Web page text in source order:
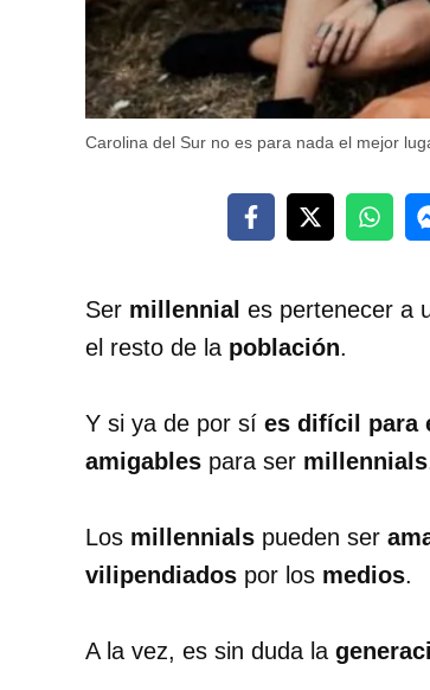
Carolina del Sur no es para nada el mejor
Ser millennial es pertenecer a
el resto de la población.
Y si ya de por sí es difícil para
amigables para ser millennials
Los millennials pueden ser
vilipendiados por los medios.
A la vez, es sin duda la